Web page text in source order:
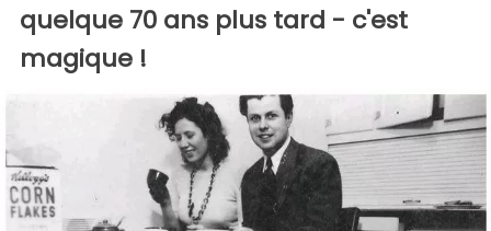
quelque 70 ans plus tard - c'est
magique !